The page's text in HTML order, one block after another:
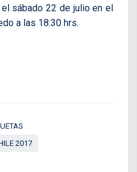
sábado 22 de julio en el
a las 18:30 hrs.
2017